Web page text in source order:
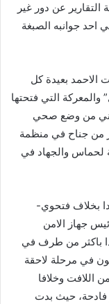
عن دور غير
احد جوانبه الصبغة
الاحمد بعيدة كل
والمعركة التي فتحتها
من وضع صحي
من جناح في منظمة
لحماس والجهاد في
بخلاف فتحوي-
جهاز الامن
باكثر من طرف في
في مرحلة لاحقة
اللافت وخلافا
فادحة، حيث بدت